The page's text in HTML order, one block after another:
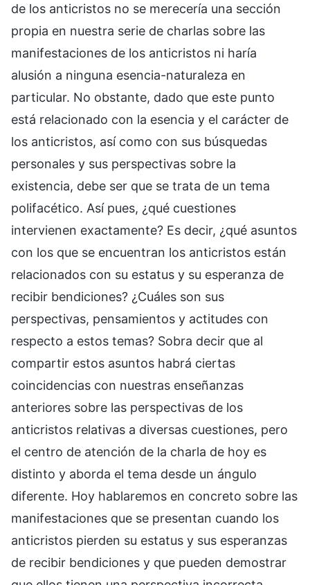
de los anticristos no se merecería una sección
propia en nuestra serie de charlas sobre las
manifestaciones de los anticristos ni haría
alusión a ninguna esencia-naturaleza en
particular. No obstante, dado que este punto
está relacionado con la esencia y el carácter de
los anticristos, así como con sus búsquedas
personales y sus perspectivas sobre la
existencia, debe ser que se trata de un tema
polifacético. Así pues, ¿qué cuestiones
intervienen exactamente? Es decir, ¿qué asuntos
con los que se encuentran los anticristos están
relacionados con su estatus y su esperanza de
recibir bendiciones? ¿Cuáles son sus
perspectivas, pensamientos y actitudes con
respecto a estos temas? Sobra decir que al
compartir estos asuntos habrá ciertas
coincidencias con nuestras enseñanzas
anteriores sobre las perspectivas de los
anticristos relativas a diversas cuestiones, pero
el centro de atención de la charla de hoy es
distinto y aborda el tema desde un ángulo
diferente. Hoy hablaremos en concreto sobre las
manifestaciones que se presentan cuando los
anticristos pierden su estatus y sus esperanzas
de recibir bendiciones y que pueden demostrar